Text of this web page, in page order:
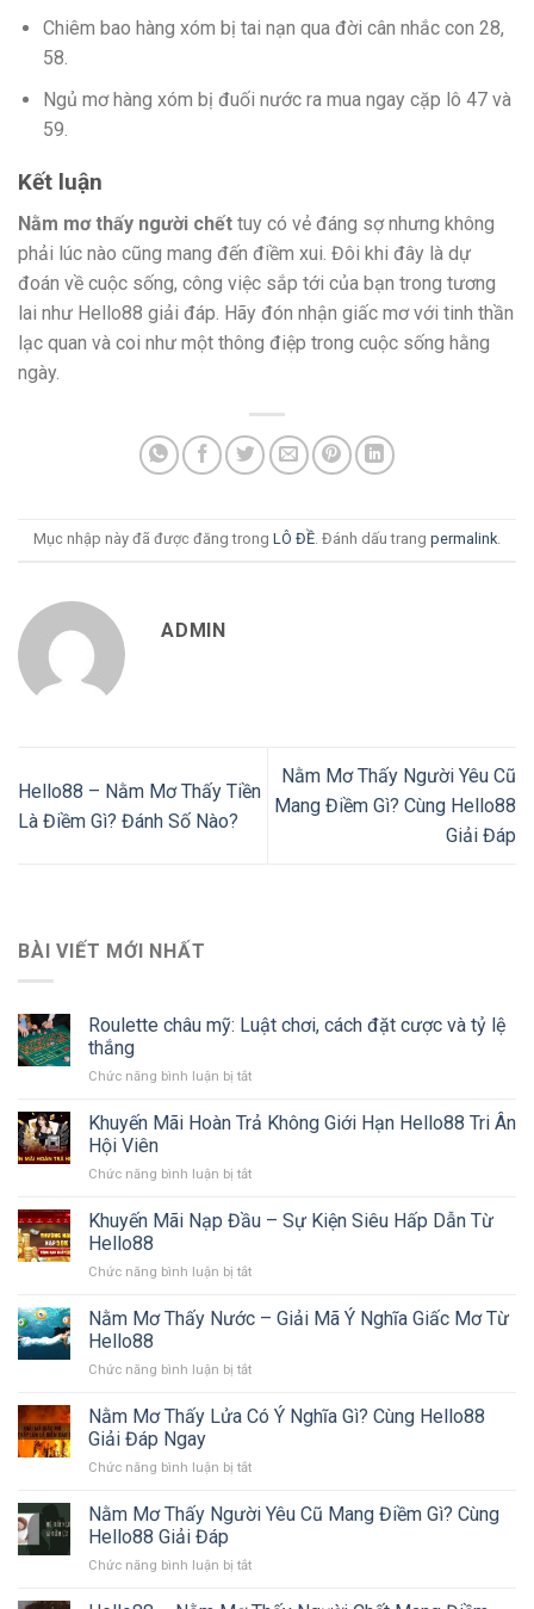
Chiêm bao hàng xóm bị tai nạn qua đời cân nhắc con 28,
58.
Ngủ mơ hàng xóm bị đuối nước ra mua ngay cặp lô 47 và
59.
Kết luận
Nằm mơ thấy người chết tuy có vẻ đáng sợ nhưng không
phải lúc nào cũng mang đến điềm xui. Đôi khi đây là dự
đoán về cuộc sống, công việc sắp tới của bạn trong tương
lai như Hello88 giải đáp. Hãy đón nhận giấc mơ với tinh thần
lạc quan và coi như một thông điệp trong cuộc sống hằng
ngày.
Mục nhập này đã được đăng trong LÔ ĐỀ. Đánh dấu trang permalink.
ADMIN
Hello88 – Nằm Mơ Thấy Tiền
Là Điềm Gì? Đánh Số Nào?
Nằm Mơ Thấy Người Yêu Cũ
Mang Điềm Gì? Cùng Hello88
Giải Đáp
BÀI VIẾT MỚI NHẤT
Roulette châu mỹ: Luật chơi, cách đặt cược và tỷ lệ
thắng
Chức năng bình luận bị tắtở
châu
mỹ:
chơi,
đặt
tỷ
thắng
Khuyến Mãi Hoàn Trả Không Giới Hạn Hello88 Tri Ân
Hội Viên
Chức năng bình luận bị tắtở
Mãi
Không
Hạn
Ân
Viên
Khuyến Mãi Nạp Đầu – Sự Kiện Siêu Hấp Dẫn Từ
Hello88
Chức năng bình luận bị tắtở
Mãi
–
Kiện
Dẫn
Hello88
Nằm Mơ Thấy Nước – Giải Mã Ý Nghĩa Giấc Mơ Từ
Hello88
Chức năng bình luận bị tắtở
Mơ
–
Mã
Giấc
Nằm Mơ Thấy Lửa Có Ý Nghĩa Gì? Cùng Hello88
Giải Đáp Ngay
Chức năng bình luận bị tắtở
Mơ
Thấy
Có
Nằm Mơ Thấy Người Yêu Cũ Mang Điềm Gì? Cùng
Hello88 Giải Đáp
Chức năng bình luận bị tắtở
Mơ